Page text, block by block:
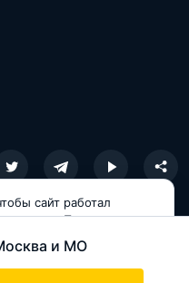
и МО
данных
сайт работал
для вас. Продолжая